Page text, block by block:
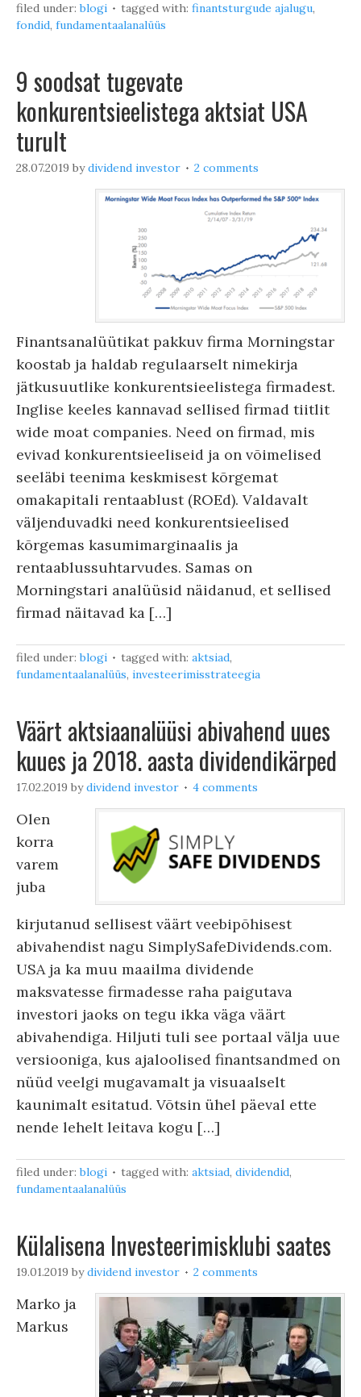
filed under:blogi tagged with: finantsturgude ajalugu,
fondid, fundamentaalanalüüs
9 soodsat tugevate
konkurentsieelistega aktsiat USA
turult
28.07.2019 bydividend investor 2 comments
Finantsanalüütikat pakkuv firma Morningstar
koostab ja haldab regulaarselt nimekirja
jätkusuutlike konkurentsieelistega firmadest.
Inglise keeles kannavad sellised firmad tiitlit
wide moat companies. Need on firmad, mis
evivad konkurentsieeliseid ja on võimelised
seeläbi teenima keskmisest kõrgemat
omakapitali rentaablust (ROEd). Valdavalt
väljenduvadki need konkurentsieelised
kõrgemas kasumimarginaalis ja
rentaablussuhtarvudes. Samas on
Morningstari analüüsid näidanud, et sellised
firmad näitavad ka […]
filed under:blogi tagged with: aktsiad,
fundamentaalanalüüs, investeerimisstrateegia
Väärt aktsiaanalüüsi abivahend uues
kuues ja 2018. aasta dividendikärped
17.02.2019 bydividend investor 4 comments
Olen
korra
varem
juba
kirjutanud sellisest väärt veebipõhisest
abivahendist nagu SimplySafeDividends.com.
USA ja ka muu maailma dividende
maksvatesse firmadesse raha paigutava
investori jaoks on tegu ikka väga väärt
abivahendiga. Hiljuti tuli see portaal välja uue
versiooniga, kus ajaloolised finantsandmed on
nüüd veelgi mugavamalt ja visuaalselt
kaunimalt esitatud. Võtsin ühel päeval ette
nende lehelt leitava kogu […]
filed under:blogi tagged with: aktsiad, dividendid,
fundamentaalanalüüs
Külalisena Investeerimisklubi saates
19.01.2019 bydividend investor 2 comments
Marko ja
Markus